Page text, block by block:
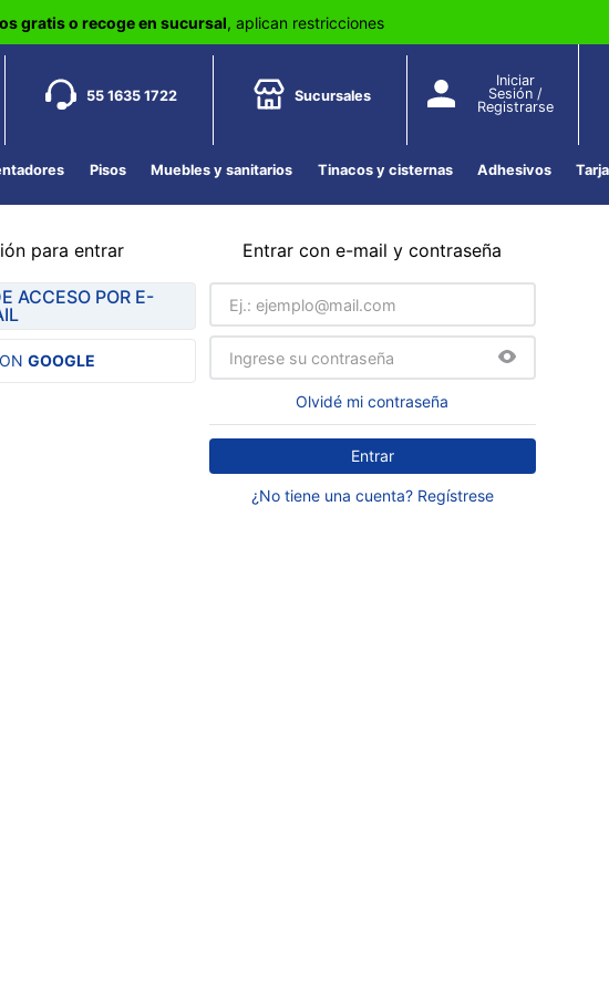
gratis o recoge en sucursal, aplican restricciones
55 1635 1722 Sucursales
Iniciar
Sesión /
Registrarse
Pisos Muebles y sanitarios Tinacos y cisternas Adhesivos
para entrar
ACCESO POR E-
GOOGLE
Entrar con e-mail y contraseña
Olvidé mi contraseña
Entrar
¿No tiene una cuenta? Regístrese